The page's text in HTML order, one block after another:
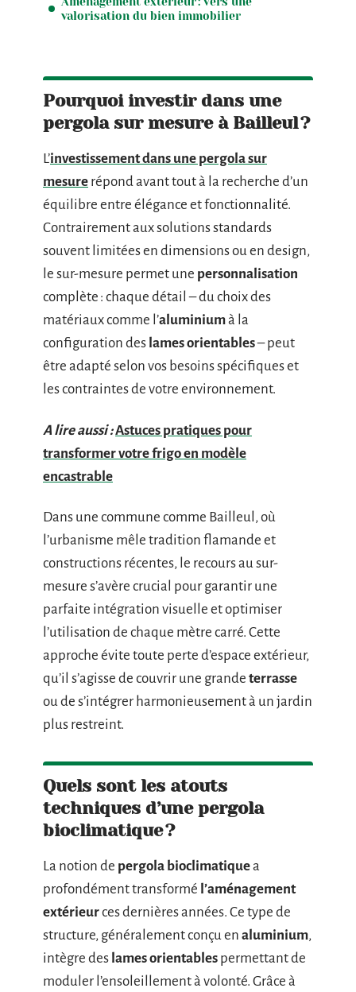
valorisation du bien immobilier
Pourquoi investir dans une
pergola sur mesure à Bailleul ?
L’investissement dans une pergola sur
mesure répond avant tout à la recherche d’un
équilibre entre élégance et fonctionnalité.
Contrairement aux solutions standards
souvent limitées en dimensions ou en design,
le sur-mesure permet une personnalisation
complète : chaque détail – du choix des
matériaux comme l’aluminiumà la
configuration des lames orientables– peut
être adapté selon vos besoins spécifiques et
les contraintes de votre environnement.
A lire aussi :Astuces pratiques pour
transformer votre frigo en modèle
encastrable
Dans une commune comme Bailleul, où
l’urbanisme mêle tradition flamande et
constructions récentes, le recours au sur-
mesure s’avère crucial pour garantir une
parfaite intégration visuelle et optimiser
l’utilisation de chaque mètre carré. Cette
approche évite toute perte d’espace extérieur,
qu’il s’agisse de couvrir une grande terrasse
ou de s’intégrer harmonieusement à un jardin
plus restreint.
Quels sont les atouts
techniques d’une pergola
bioclimatique ?
La notion de pergola bioclimatiquea
profondément transformé l’aménagement
extérieurces dernières années. Ce type de
structure, généralement conçu en aluminium,
intègre des lames orientables permettant de
moduler l’ensoleillement à volonté. Grâce à